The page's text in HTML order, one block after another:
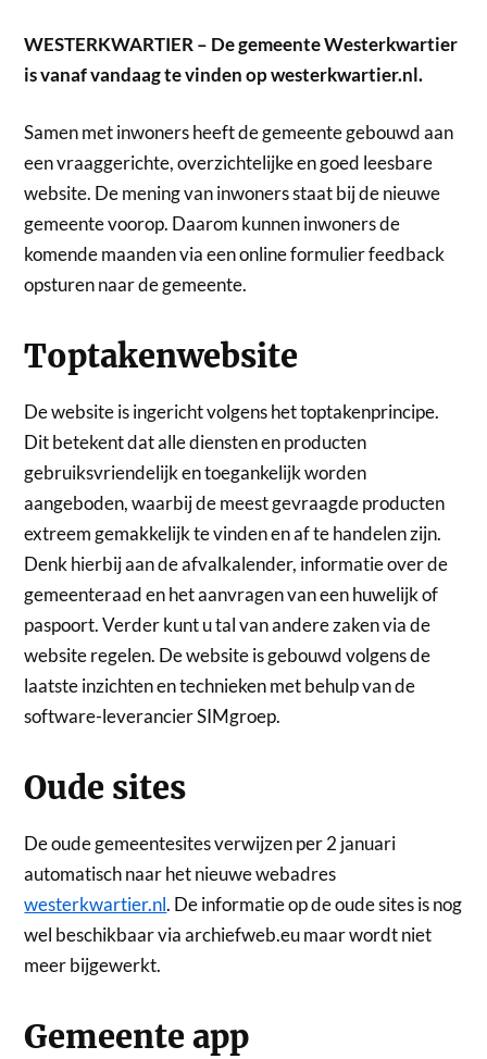
WESTERKWARTIER – De gemeente Westerkwartier
is vanaf vandaag te vinden op westerkwartier.nl.
Samen met inwoners heeft de gemeente gebouwd aan
een vraaggerichte, overzichtelijke en goed leesbare
website. De mening van inwoners staat bij de nieuwe
gemeente voorop. Daarom kunnen inwoners de
komende maanden via een online formulier feedback
opsturen naar de gemeente.
Toptakenwebsite
De website is ingericht volgens het toptakenprincipe.
Dit betekent dat alle diensten en producten
gebruiksvriendelijk en toegankelijk worden
aangeboden, waarbij de meest gevraagde producten
extreem gemakkelijk te vinden en af te handelen zijn.
Denk hierbij aan de afvalkalender, informatie over de
gemeenteraad en het aanvragen van een huwelijk of
paspoort. Verder kunt u tal van andere zaken via de
website regelen. De website is gebouwd volgens de
laatste inzichten en technieken met behulp van de
software-leverancier SIMgroep.
Oude sites
De oude gemeentesites verwijzen per 2 januari
automatisch naar het nieuwe webadres
westerkwartier.nl. De informatie op de oude sites is nog
wel beschikbaar via archiefweb.eu maar wordt niet
meer bijgewerkt.
Gemeente app